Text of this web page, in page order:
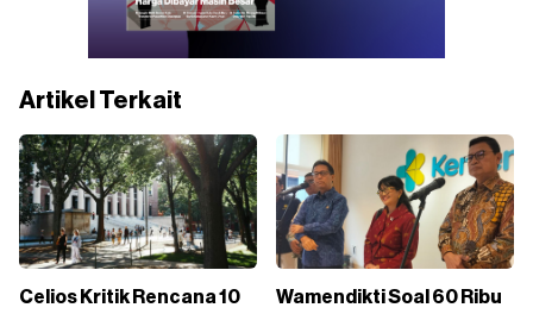
Artikel Terkait
Celios Kritik Rencana 10
Wamendikti Soal 60 Ribu